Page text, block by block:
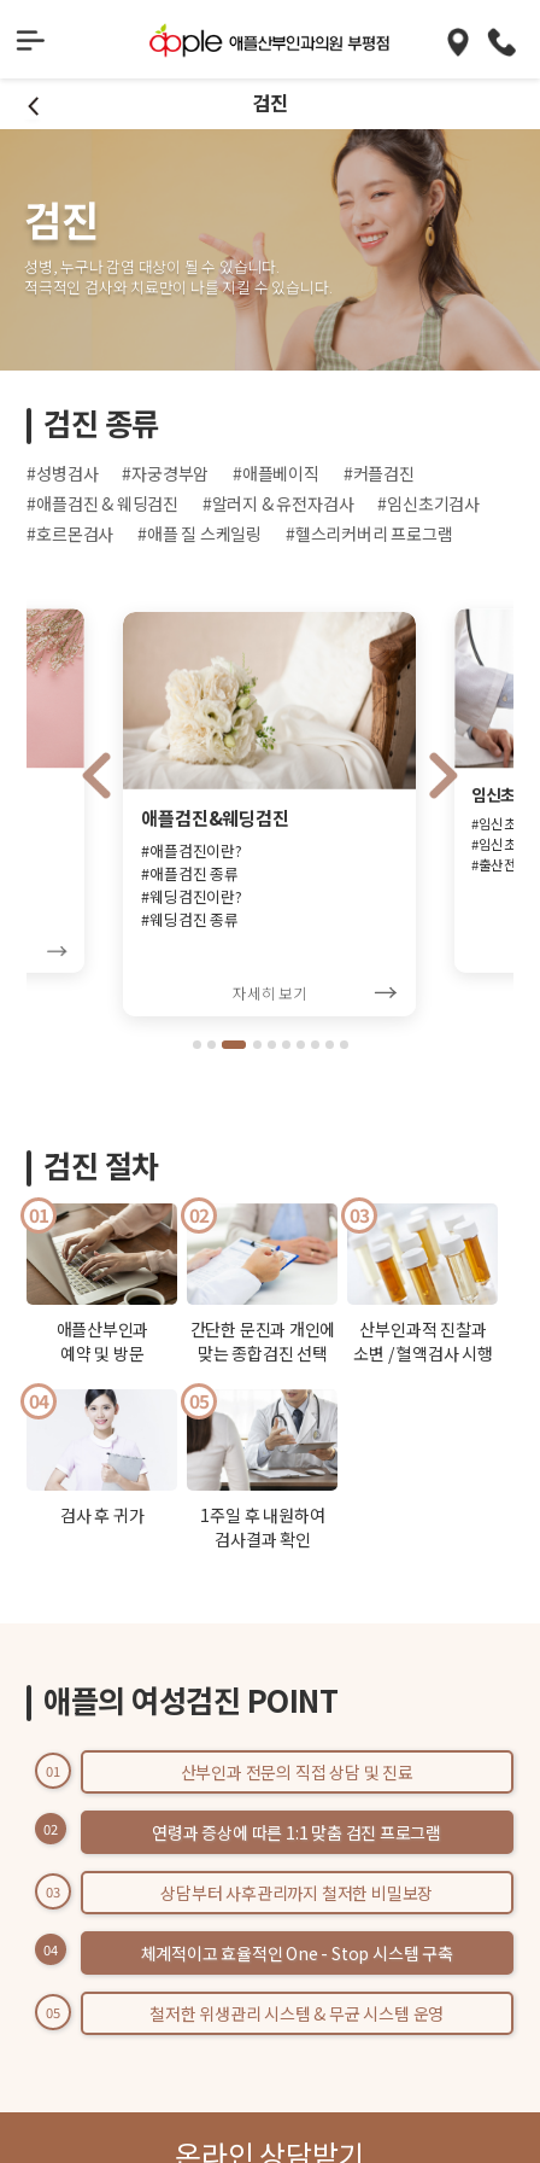
검진
검진
성병, 누구나 감염 대상이 될 수 있습니다.
적극적인 검사와 치료만이 나를 지킬 수 있습니다.
검진 종류
#성병검사 #자궁경부암 #애플베이직
#커플검진
#애플검진 & 웨딩검진
#알러지 & 유전자검사
#임신초기검사
#호르몬검사
#애플 질 스케일링 #헬스리커버리 프로그램
애플검진&웨딩검진
#애플검진이란?
#애플검진 종류
#웨딩검진이란?
#웨딩검진 종류
자세히 보기
임신초기
#임신초기
#임신초기
#출산전 기
검진 절차
01
애플산부인과
예약 및 방문
02
간단한 문진과 개인에
맞는 종합검진 선택
03
산부인과적 진찰과
소변 / 혈액검사 시행
04
검사 후 귀가
05
1주일 후 내원하여
검사결과 확인
애플의 여성검진 POINT
01 산부인과 전문의 직접 상담 및 진료
02 연령과 증상에 따른 1:1 맞춤 검진 프로그램
03 상담부터 사후관리까지 철저한 비밀보장
04 체계적이고 효율적인 One - Stop 시스템 구축
05 철저한 위생관리 시스템 & 무균 시스템 운영
온라인 상담받기